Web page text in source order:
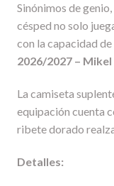
Sinónimos de
césped no solo
con la capacidad
2026/2027 –
La camiseta
equipación cuenta
ribete dorado
Detalles: